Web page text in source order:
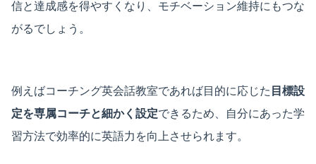
信と達成感を得やすくなり、モチベーション維持にもつな
がるでしょう。
例えばコーチング英会話教室であれば目的に応じた 目標設
定を専属コーチと細かく設定できるため、自分にあった学
習方法で効率的に英語力を向上させられます。